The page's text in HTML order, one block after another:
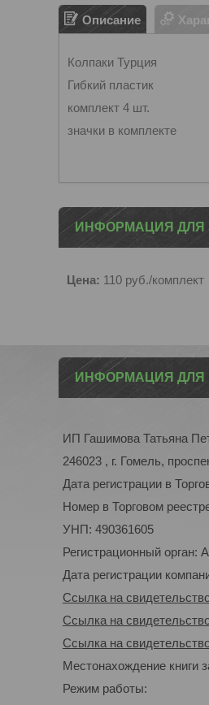
Описание
Колпаки Турция
Гибкий пластик
комплект 4 шт.
значки в комплекте
ИНФОРМАЦИЯ ДЛЯ
Цена: 110 руб./комплект
ИНФОРМАЦИЯ ДЛЯ
ИП Гашимова Татьяна
246023 , г. Гомель,
Дата регистрации в
Номер в Торговом
УНП: 490361605
Регистрационный орган:
Дата регистрации
Ссылка на
Ссылка на
Ссылка на
Местонахождение книги
Режим работы: